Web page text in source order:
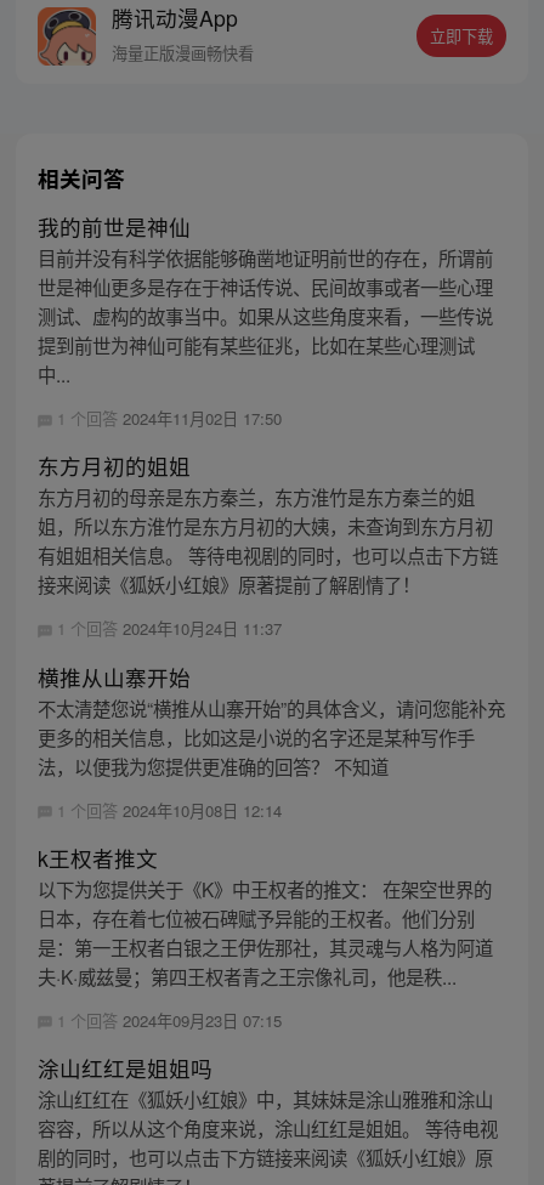
着呢！你们怎么不想想我 ？！ 系统说：我觉
得你两就挺合适，我来撮合撮合。 我不干，
腾讯动漫App
海量正版漫画畅快看
立即下载
相关问答
我的前世是神仙
目前并没有科学依据能够确凿地证明前世的存在，所谓前
世是神仙更多是存在于神话传说、民间故事或者一些心理
测试、虚构的故事当中。如果从这些角度来看，一些传说
提到前世为神仙可能有某些征兆，比如在某些心理测试
中...
1 个回答 2024年11月02日 17:50
东方月初的姐姐
东方月初的母亲是东方秦兰，东方淮竹是东方秦兰的姐
姐，所以东方淮竹是东方月初的大姨，未查询到东方月初
有姐姐相关信息。 等待电视剧的同时，也可以点击下方链
接来阅读《狐妖小红娘》原著提前了解剧情了！
1 个回答 2024年10月24日 11:37
横推从山寨开始
不太清楚您说“横推从山寨开始”的具体含义，请问您能补充
更多的相关信息，比如这是小说的名字还是某种写作手
法，以便我为您提供更准确的回答？ 不知道
1 个回答 2024年10月08日 12:14
k王权者推文
以下为您提供关于《K》中王权者的推文： 在架空世界的
日本，存在着七位被石碑赋予异能的王权者。他们分别
是：第一王权者白银之王伊佐那社，其灵魂与人格为阿道
夫·K·威兹曼；第四王权者青之王宗像礼司，他是秩...
1 个回答 2024年09月23日 07:15
涂山红红是姐姐吗
涂山红红在《狐妖小红娘》中，其妹妹是涂山雅雅和涂山
容容，所以从这个角度来说，涂山红红是姐姐。 等待电视
剧的同时，也可以点击下方链接来阅读《狐妖小红娘》原